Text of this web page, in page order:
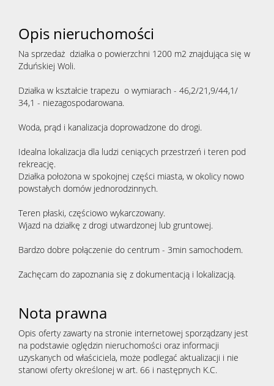
Opis nieruchomości
Na sprzedaż działka o powierzchni 1200 m2 znajdująca się w
Zduńskiej Woli.
Działka w kształcie trapezu o wymiarach - 46,2/21,9/44,1/
34,1 - niezagospodarowana.
Woda, prąd i kanalizacja doprowadzone do drogi.
Idealna lokalizacja dla ludzi ceniących przestrzeń i teren pod
rekreację.
Działka położona w spokojnej części miasta, w okolicy nowo
powstałych domów jednorodzinnych.
Teren płaski, częściowo wykarczowany.
Wjazd na działkę z drogi utwardzonej lub gruntowej.
Bardzo dobre połączenie do centrum - 3min samochodem.
Zachęcam do zapoznania się z dokumentacją i lokalizacją.
Nota prawna
Opis oferty zawarty na stronie internetowej sporządzany jest
na podstawie oględzin nieruchomości oraz informacji
uzyskanych od właściciela, może podlegać aktualizacji i nie
stanowi oferty określonej w art. 66 i następnych K.C.